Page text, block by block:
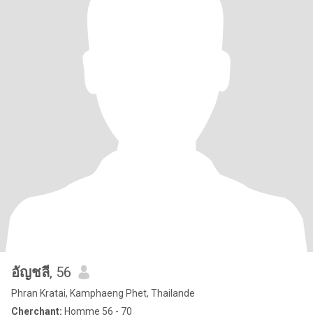
อัญชลี, 56
Phran Kratai, Kamphaeng Phet, Thailande
Cherchant: Homme 56 - 70